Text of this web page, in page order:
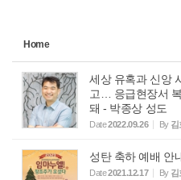
Home
세상 유혹과 신앙
고… 응급현장서
돼 - 박종상 성도
Date2022.09.26 By
성탄 축하 예배 안
Date2021.12.17 By